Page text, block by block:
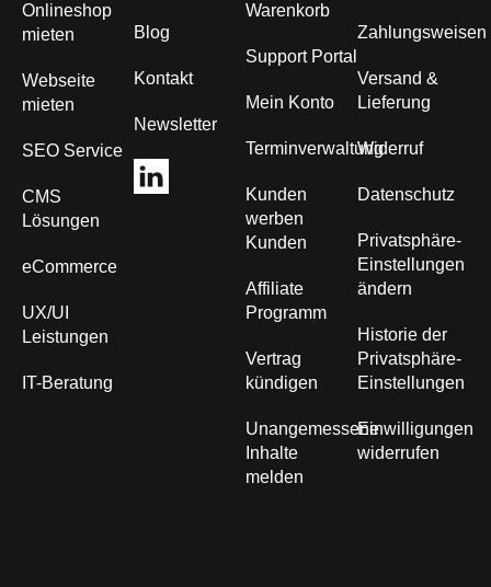
Onlineshop
mieten
Webseite
mieten
SEO Service
CMS
Lösungen
eCommerce
UX/UI
Leistungen
IT-Beratung
Blog
Kontakt
Newsletter
Warenkorb
Support Portal
Mein Konto
Terminverwaltung
Kunden
werben
Kunden
Affiliate
Programm
Vertrag
kündigen
Unangemessene
Inhalte
melden
Zahlungsweisen
Versand &
Lieferung
Widerruf
Datenschutz
Privatsphäre-
Einstellungen
ändern
Historie der
Privatsphäre-
Einstellungen
Einwilligungen
widerrufen